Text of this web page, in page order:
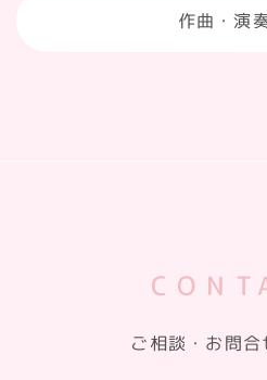
作曲・演
ご相談・お問合